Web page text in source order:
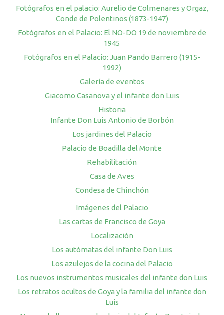
Fotógrafos en el palacio: Aurelio de Colmenares y Orgaz,
Conde de Polentinos (1873-1947)
Fotógrafos en el Palacio: El NO-DO 19 de noviembre de
1945
Fotógrafos en el Palacio: Juan Pando Barrero (1915-
1992)
Galería de eventos
Giacomo Casanova y el infante don Luis
Historia
Infante Don Luis Antonio de Borbón
Los jardines del Palacio
Palacio de Boadilla del Monte
Rehabilitación
Casa de Aves
Condesa de Chinchón
Imágenes del Palacio
Las cartas de Francisco de Goya
Localización
Los autómatas del infante Don Luis
Los azulejos de la cocina del Palacio
Los nuevos instrumentos musicales del infante don Luis
Los retratos ocultos de Goya y la familia del infante don
Luis